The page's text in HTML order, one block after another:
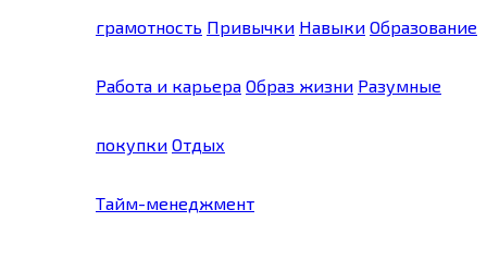
грамотность Привычки Навыки Образование
Работа и карьера Образ жизни Разумные
покупки Отдых
Тайм-менеджмент